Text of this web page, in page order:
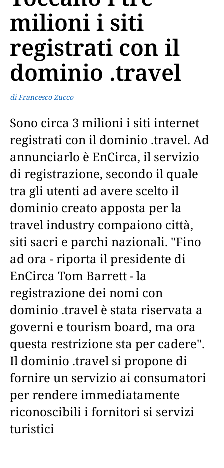
milioni i siti
registrati con il
dominio .travel
di Francesco Zucco
Sono circa 3 milioni i siti internet
registrati con il dominio .travel. Ad
annunciarlo è EnCirca, il servizio
di registrazione, secondo il quale
tra gli utenti ad avere scelto il
dominio creato apposta per la
travel industry compaiono città,
siti sacri e parchi nazionali. "Fino
ad ora - riporta il presidente di
EnCirca Tom Barrett - la
registrazione dei nomi con
dominio .travel è stata riservata a
governi e tourism board, ma ora
questa restrizione sta per cadere".
Il dominio .travel si propone di
fornire un servizio ai consumatori
per rendere immediatamente
riconoscibili i fornitori si servizi
turistici